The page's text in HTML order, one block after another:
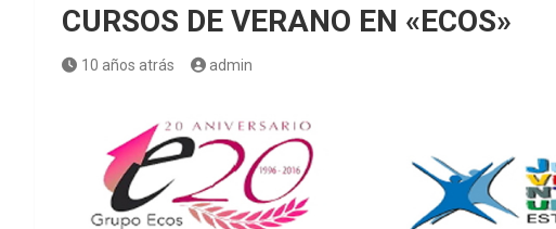
CURSOS DE VERANO EN «ECOS»
10 años atrás admin